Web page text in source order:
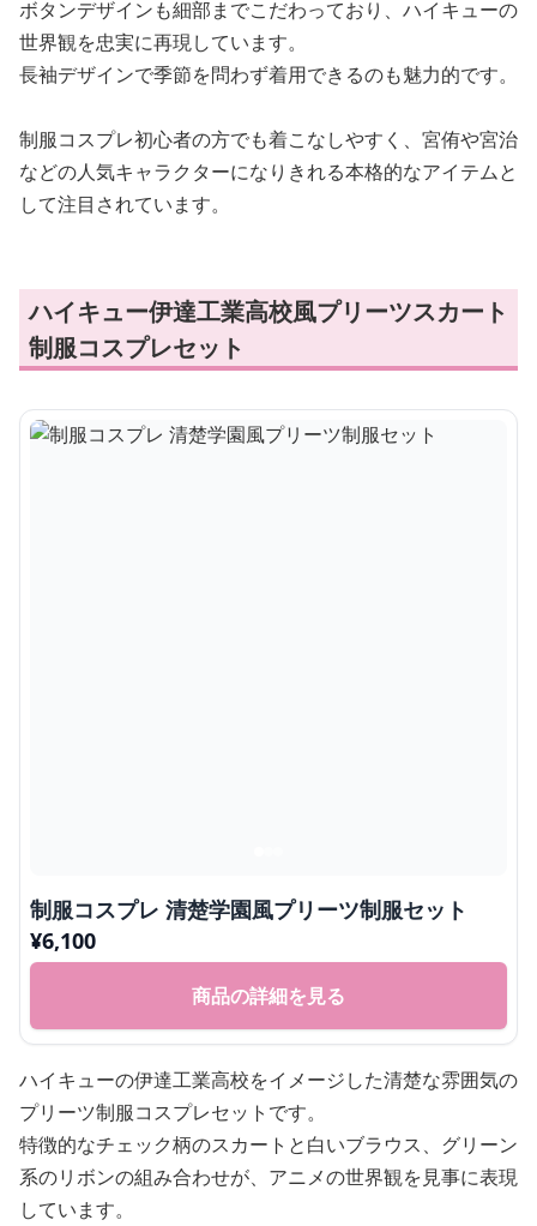
ボタンデザインも細部までこだわっており、ハイキューの
世界観を忠実に再現しています。
長袖デザインで季節を問わず着用できるのも魅力的です。
制服コスプレ初心者の方でも着こなしやすく、宮侑や宮治
などの人気キャラクターになりきれる本格的なアイテムと
して注目されています。
ハイキュー伊達工業高校風プリーツスカート
制服コスプレセット
制服コスプレ 清楚学園風プリーツ制服セット
¥6,100
商品の詳細を見る
ハイキューの伊達工業高校をイメージした清楚な雰囲気の
プリーツ制服コスプレセットです。
特徴的なチェック柄のスカートと白いブラウス、グリーン
系のリボンの組み合わせが、アニメの世界観を見事に表現
しています。